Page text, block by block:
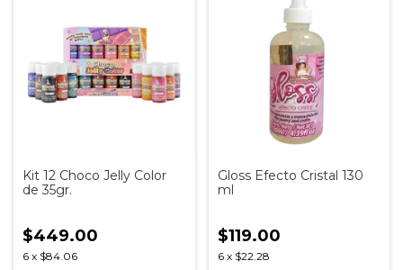
Kit 12 Choco Jelly Color
de 35gr.
$449.00
6 x $84.06
Gloss Efecto Cristal 130
ml
$119.00
6 x $22.28